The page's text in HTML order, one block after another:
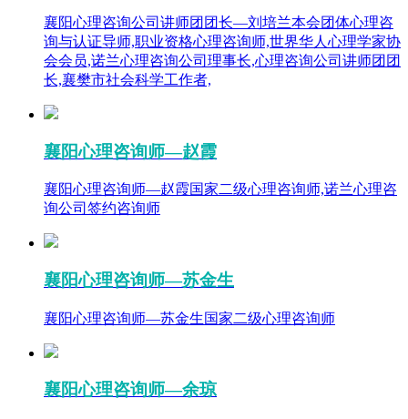
襄阳心理咨询公司讲师团团长—刘培兰本会团体心理咨
询与认证导师,职业资格心理咨询师,世界华人心理学家协
会会员,诺兰心理咨询公司理事长,心理咨询公司讲师团团
长,襄樊市社会科学工作者,
襄阳心理咨询师—赵霞
襄阳心理咨询师—赵霞国家二级心理咨询师,诺兰心理咨
询公司签约咨询师
襄阳心理咨询师—苏金生
襄阳心理咨询师—苏金生国家二级心理咨询师
襄阳心理咨询师—余琼